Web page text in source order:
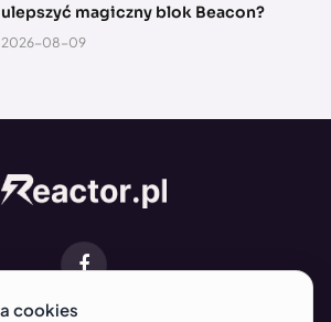
ulepszyć magiczny blok Beacon?
2026-08-09
Facebook